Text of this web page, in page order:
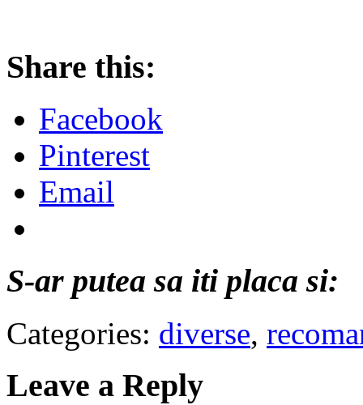
Share this:
Facebook
Pinterest
Email
S-ar putea sa iti placa si:
Categories: diverse,
Leave a Reply